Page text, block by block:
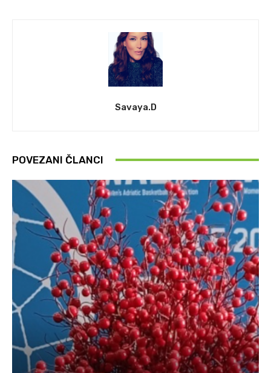
Savaya.D
POVEZANI ČLANCI